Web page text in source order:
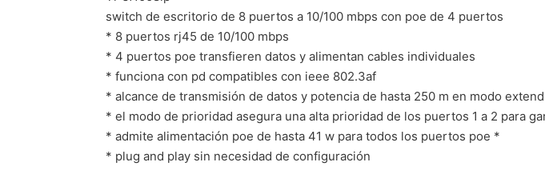
switch de escritorio de 8 puertos a 10/100 mbps con poe de 4 puertos
* 8 puertos rj45 de 10/100 mbps
* 4 puertos poe transfieren datos y alimentan cables individuales
* funciona con pd compatibles con ieee 802.3af
* alcance de transmisión de datos y potencia de hasta 250 m en modo
* el modo de prioridad asegura una alta prioridad de los puertos 1 a 2 para
* admite alimentación poe de hasta 41 w para todos los puertos poe *
* plug and play sin necesidad de configuración